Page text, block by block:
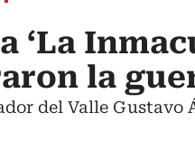
‘La
la
del Valle Gustavo